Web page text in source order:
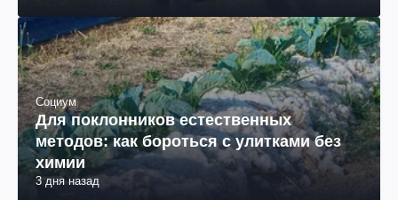
Социум
Для поклонников естественных
методов: как бороться с улитками без
химии
3 дня назад